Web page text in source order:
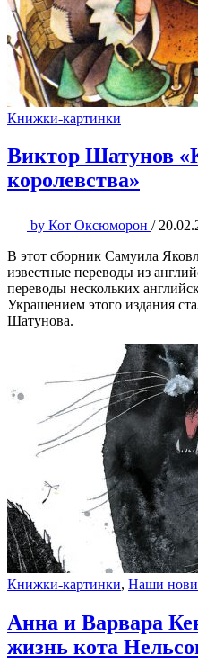
Книжки-картинки
Виктор Шатунов
королевства»
by Кот Оксюморон /
В этот сборник Самуила
известные переводы из
переводы нескольких
Украшением этого издания
Шатунова.
Книжки-картинки, Наши
Анна и Варвара
жизнь кота